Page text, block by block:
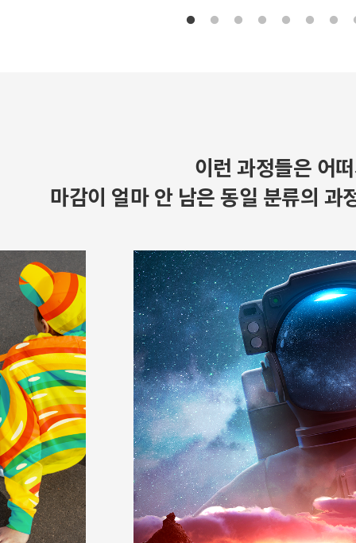
이런 과정들은 어
마감이 얼마 안 남은 동일 분류의 과